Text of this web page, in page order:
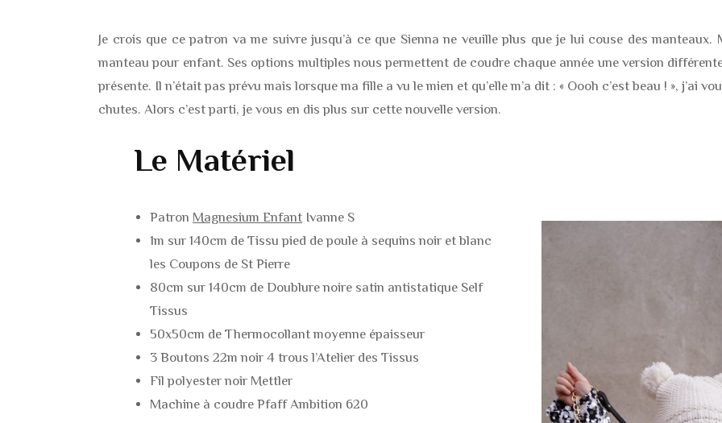
HAUTS DIVERS
DESSOUS &
ACCESSOIRES
CRÉATIONS BÉBÉS /
ENFANTS
SWEATS / GILETS
BODIES /
Je crois que ce patron va me suivre jusqu’à ce que Sienna ne veuille plus que je lui couse des manteaux.
manteau pour enfant. Ses options multiples nous permettent de coudre chaque année une version
présente. Il n’était pas prévu mais lorsque ma fille a vu le mien et qu’elle m’a dit : « Oooh c’est beau ! », j’ai
chutes. Alors c’est parti, je vous en dis plus sur cette nouvelle version.
Le Matériel
Patron Magnesium Enfant Ivanne S
1m sur 140cm de Tissu pied de poule à sequins noir et blanc
les Coupons de St Pierre
80cm sur 140cm de Doublure noire satin antistatique Self
Tissus
50x50cm de Thermocollant moyenne épaisseur
3 Boutons 22m noir 4 trous l’Atelier des Tissus
Fil polyester noir Mettler
Machine à coudre Pfaff Ambition 620